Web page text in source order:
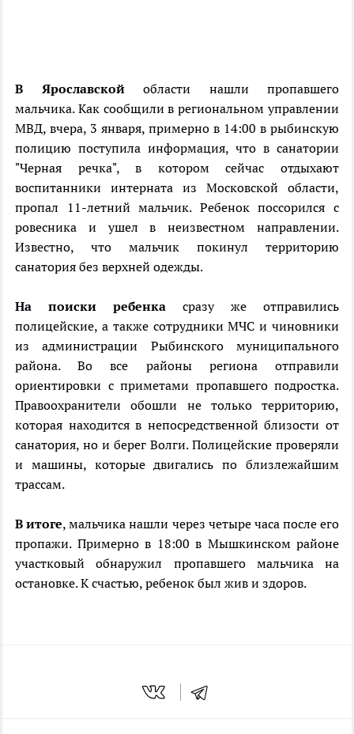
В Ярославскойобласти нашли пропавшего
мальчика. Как сообщили в региональном управлении
МВД, вчера, 3 января, примерно в 14:00 в рыбинскую
полицию поступила информация, что в санатории
"Черная речка", в котором сейчас отдыхают
воспитанники интерната из Московской области,
пропал 11-летний мальчик. Ребенок поссорился с
ровесника и ушел в неизвестном направлении.
Известно, что мальчик покинул территорию
санатория без верхней одежды.
На поиски ребенка сразу же отправились
полицейские, а также сотрудники МЧС и чиновники
из администрации Рыбинского муниципального
района. Во все районы региона отправили
ориентировки с приметами пропавшего подростка.
Правоохранители обошли не только территорию,
которая находится в непосредственной близости от
санатория, но и берег Волги. Полицейские проверяли
и машины, которые двигались по близлежайшим
трассам.
В итоге, мальчика нашли через четыре часа после его
пропажи. Примерно в 18:00 в Мышкинском районе
участковый обнаружил пропавшего мальчика на
остановке. К счастью, ребенок был жив и здоров.